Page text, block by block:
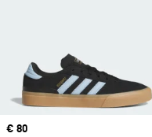
Price
€ 80